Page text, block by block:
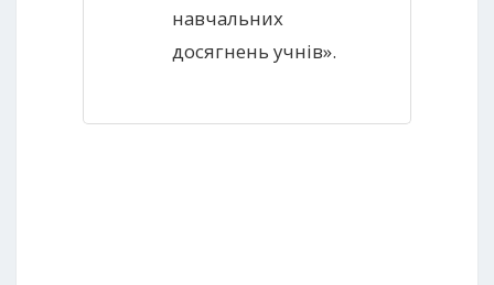
навчальних
досягнень учнів».